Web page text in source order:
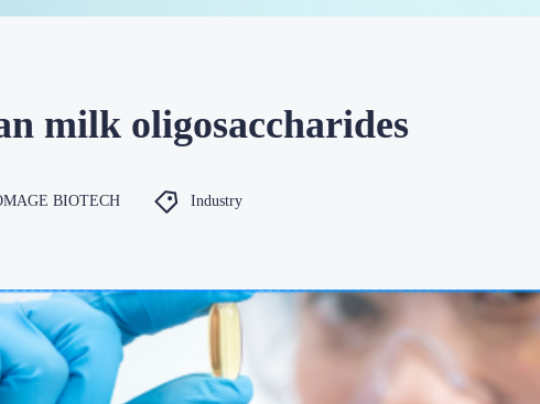
milk oligosaccharides
BIOTECH Industry